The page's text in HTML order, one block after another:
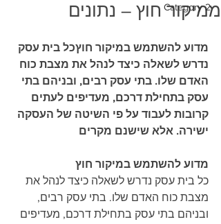
Category 2
ממיקור חוץ – נתונים
מדוע להשתמש במיקור חוץכל בית עסק
נדרש לשאלה כיצד לנהל את מצבת כוח
האדם שלו. בתי עסק רבים, ובניהם בתי
עסק בתחילת דרכם, מעדיפים לעתים
קרובות לעבוד על פי השיטה של העסקה
ישירה. אלא שישנם מקרים
מדוע להשתמש במיקור חוץ
כל בית עסק נדרש לשאלה כיצד לנהל את
מצבת כוח האדם שלו. בתי עסק רבים,
ובניהם בתי עסק בתחילת דרכם, מעדיפים